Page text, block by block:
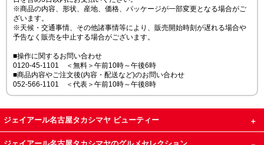
※商品の内容、形状、産地、価格、パッケージが一部変更となる場合がご
ざいます。
※天候・交通事情、その他諸事情等により、販売開始時刻が遅れる場合や
予告なく販売を中止する場合がございます。
■操作に関するお問い合わせ
0120-45-1101 ＜無料＞午前10時～午後6時
■商品内容やご注文後(内容・配送など)のお問い合わせ
052-566-1101 ＜代表＞午前10時～午後8時
ジェイアール名古屋タカシマヤ ビューティー